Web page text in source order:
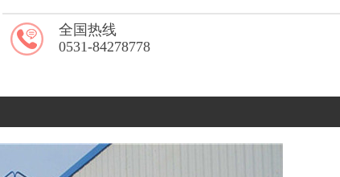
全国热线
0531-84278778